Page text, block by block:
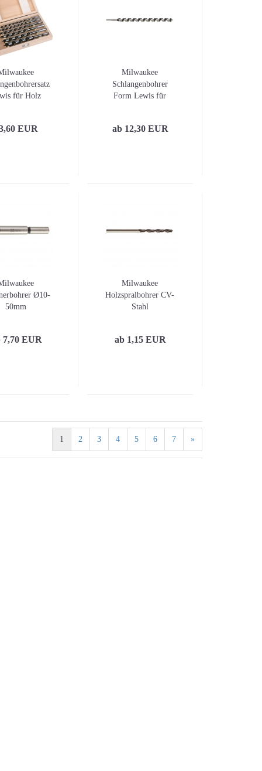
für Holz
EUR
Milwaukee
Schlangenbohrer
Form Lewis für
ab 12,30 EUR
Ø10-
50mm
7,70 EUR
Milwaukee
Holzspralbohrer CV-
Stahl
ab 1,15 EUR
1 2 3 4 5 6 7 »